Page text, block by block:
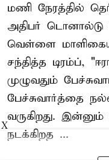
மணி நேரத்தில்
அதிபர் டொனால்டு
வெள்ளை
சந்தித்த டிரம்ப்,
முழுவதும்
பேச்சுவார்த்தை
வருகிறது.
நடக்கிறத ...
X